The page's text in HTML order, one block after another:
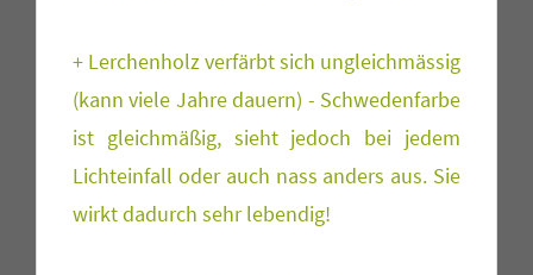
+ Lerchenholz verfärbt sich ungleichmässig
(kann viele Jahre dauern) - Schwedenfarbe
ist gleichmäßig, sieht jedoch bei jedem
Lichteinfall oder auch nass anders aus. Sie
wirkt dadurch sehr lebendig!